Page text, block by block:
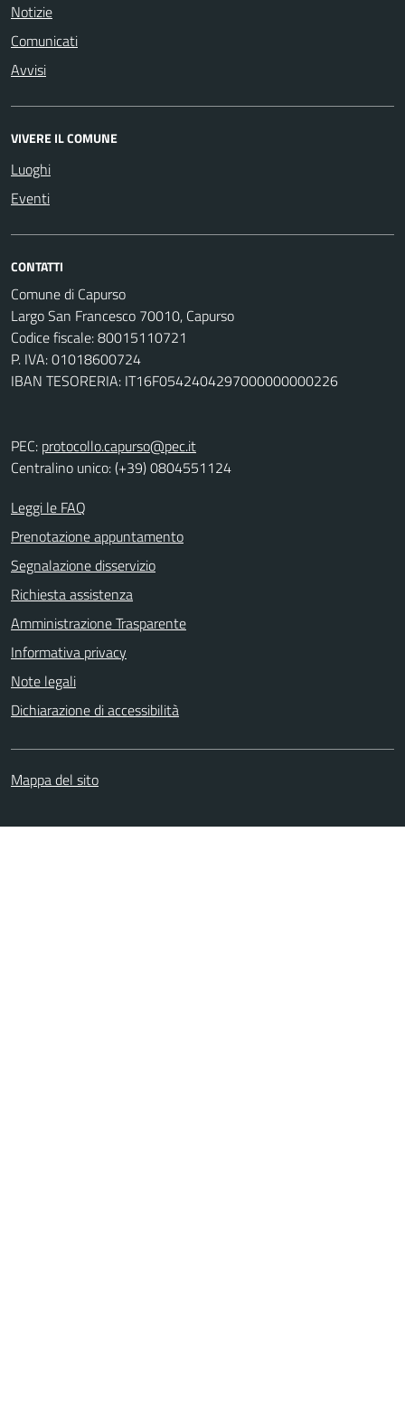
Notizie
Comunicati
Avvisi
VIVERE IL COMUNE
Luoghi
Eventi
CONTATTI
Comune di Capurso
Largo San Francesco 70010, Capurso
Codice fiscale: 80015110721
P. IVA: 01018600724
IBAN TESORERIA: IT16F0542404297000000000226
PEC: protocollo.capurso@pec.it
Centralino unico: (+39) 0804551124
Leggi le FAQ
Prenotazione appuntamento
Segnalazione disservizio
Richiesta assistenza
Amministrazione Trasparente
Informativa privacy
Note legali
Dichiarazione di accessibilità
Mappa del sito